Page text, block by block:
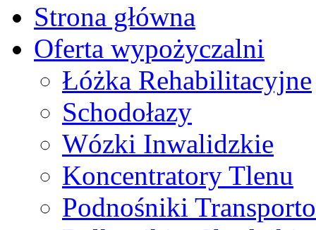
Strona główna
Oferta wypożyczalni
Łóżka Rehabilitacyjne
Schodołazy
Wózki Inwalidzkie
Koncentratory Tlenu
Podnośniki